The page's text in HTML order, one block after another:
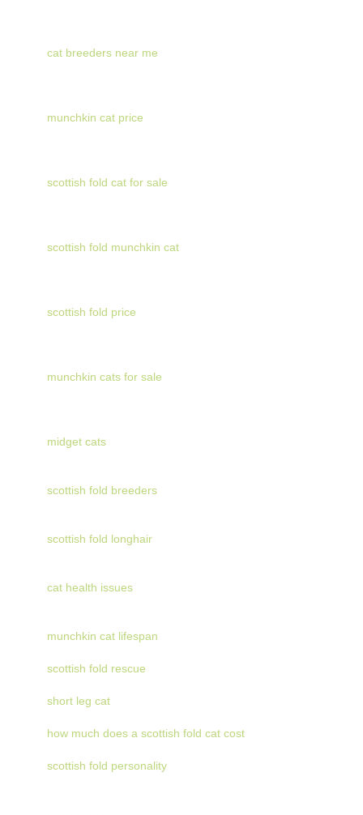
cat breeders near me
munchkin cat price
scottish fold cat for sale
scottish fold munchkin cat
scottish fold price
munchkin cats for sale
midget cats
scottish fold breeders
scottish fold longhair
cat health issues
munchkin cat lifespan
scottish fold rescue
short leg cat
how much does a scottish fold cat cost
scottish fold personality